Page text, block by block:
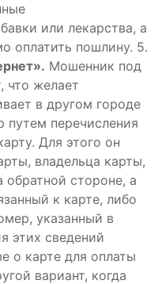
или лекарства, а
оплатить пошлину. 5.
Мошенник под
что желает
в другом городе
путем перечисления
Для этого он
владельца карты,
обратной стороне, а
к карте, либо
указанный в
этих сведений
о карте для оплаты
вариант, когда